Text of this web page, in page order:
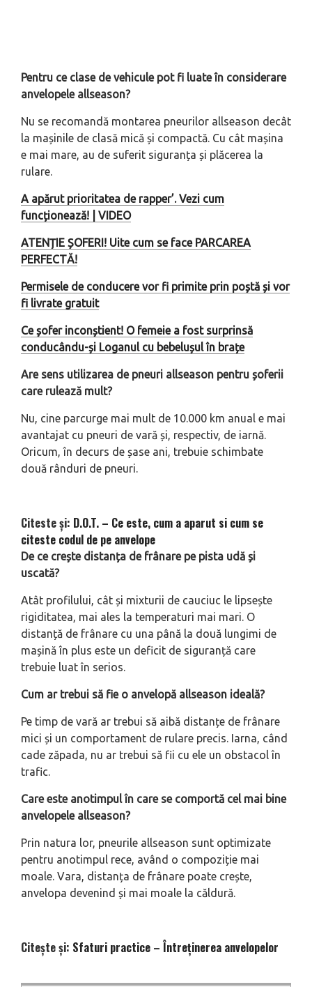
Pentru ce clase de vehicule pot fi luate în considerare
anvelopele allseason?
Nu se recomandă montarea pneurilor allseason decât
la mașinile de clasă mică și compactă. Cu cât mașina
e mai mare, au de suferit siguranța și plăcerea la
rulare.
A apărut prioritatea de rapper’. Vezi cum
funcționează! | VIDEO
ATENȚIE ȘOFERI! Uite cum se face PARCAREA
PERFECTĂ!
Permisele de conducere vor fi primite prin poștă și vor
fi livrate gratuit
Ce șofer inconștient! O femeie a fost surprinsă
conducându-și Loganul cu bebelușul în brațe
Are sens utilizarea de pneuri allseason pentru șoferii
care rulează mult?
Nu, cine parcurge mai mult de 10.000 km anual e mai
avantajat cu pneuri de vară și, respectiv, de iarnă.
Oricum, în decurs de șase ani, trebuie schimbate
două rânduri de pneuri.
Citeste și: D.O.T. – Ce este, cum a aparut si cum se
citeste codul de pe anvelope
De ce crește distanța de frânare pe pista udă și
uscată?
Atât profilului, cât și mixturii de cauciuc le lipsește
rigiditatea, mai ales la temperaturi mai mari. O
distanță de frânare cu una până la două lungimi de
mașină în plus este un deficit de siguranță care
trebuie luat în serios.
Cum ar trebui să fie o anvelopă allseason ideală?
Pe timp de vară ar trebui să aibă distanțe de frânare
mici și un comportament de rulare precis. Iarna, când
cade zăpada, nu ar trebui să fii cu ele un obstacol în
trafic.
Care este anotimpul în care se comportă cel mai bine
anvelopele allseason?
Prin natura lor, pneurile allseason sunt optimizate
pentru anotimpul rece, având o compoziție mai
moale. Vara, distanța de frânare poate crește,
anvelopa devenind și mai moale la căldură.
Citește și: Sfaturi practice – Întreținerea anvelopelor